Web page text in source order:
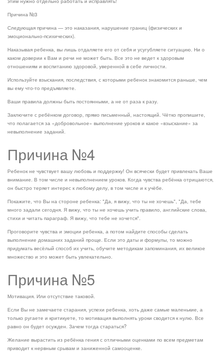
Причина №3
Следующая причина — это наказания, нарушение границ (физических и
эмоционально-психических).
Наказывая ребенка, вы лишь отдаляете его от себя и усугубляете ситуацию. Ни о
каком доверии к Вам и речи не может быть. Все это не ведет к здоровым
отношениям и воспитанию здоровой, уверенной в себе личности.
Используйте взыскания, последствия, с которыми ребенок знакомится раньше, чем
вы ему что-то предъявляете.
Ваши правила должны быть постоянными, а не от раза к разу.
Заключите с ребёнком договор, прямо письменный, настоящий. Чётко пропишите,
что полагается за «добровольное» выполнение уроков и какое «взыскание» за
невыполнение заданий.
Причина №4
Ребенок не чувствует вашу любовь и поддержку! Он всячески будет привлекать Ваше
внимание. В том числе и невыполнением уроков. Когда чувства ребёнка отрицаются,
он быстро теряет интерес к любому делу, в том числе и к учёбе.
Покажите, что Вы на стороне ребенка: "Да, я вижу, что ты не хочешь", "Да, тебе
много задали сегодня. Я вижу, что ты не хочешь учить правило, английские слова,
стихи и читать параграф. Я вижу, что тебе не хочется".
Проговорите чувства и эмоции ребенка, а потом найдите способы сделать
выполнение домашних заданий проще. Если это даты и формулы, то можно
придумать весёлый способ их учить, обучите методикам запоминания, их великое
множество и это может быть увлекательно.
Причина №5
Мотивация. Или отсутствие таковой.
Если Вы не замечаете старания, успехи ребенка, хоть даже самые маленькие, а
только ругаете и критикуете, то мотивация выполнять уроки сводится к нулю. Все
равно он будет осужден. Зачем тогда стараться?
Желание вырастить из ребёнка гения с отличными оценками по всем предметам
приводит к нервным срывам и заниженной самооценке.